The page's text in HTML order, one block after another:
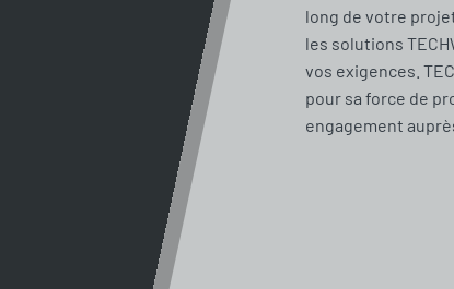
long de votre
les solutions
vos exigences.
pour sa force de
engagement